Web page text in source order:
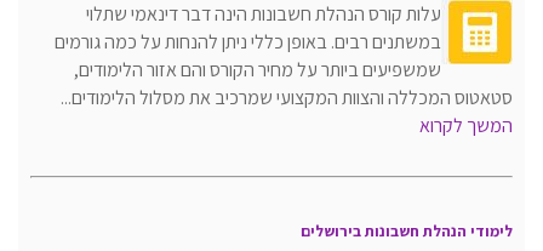
עלות קורס הנהלת חשבונות הינה דבר דינאמי שתלוי
במשתנים רבים. באופן כללי ניתן להנחות על כמה גורמים
שמשפיעים ביותר על מחיר הקורס והם אזור הלימודים,
סטאטוס המכללה והצוות המקצועי שמרכיב את מסלול הלימודים...
המשך לקרוא
לימודי הנהלת חשבונות בירושלים